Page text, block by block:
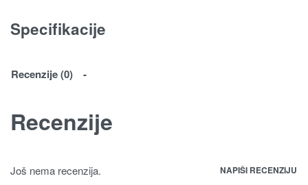
Specifikacije
Recenzije (0)
Recenzije
Još nema recenzija. NAPIŠI RECENZIJU